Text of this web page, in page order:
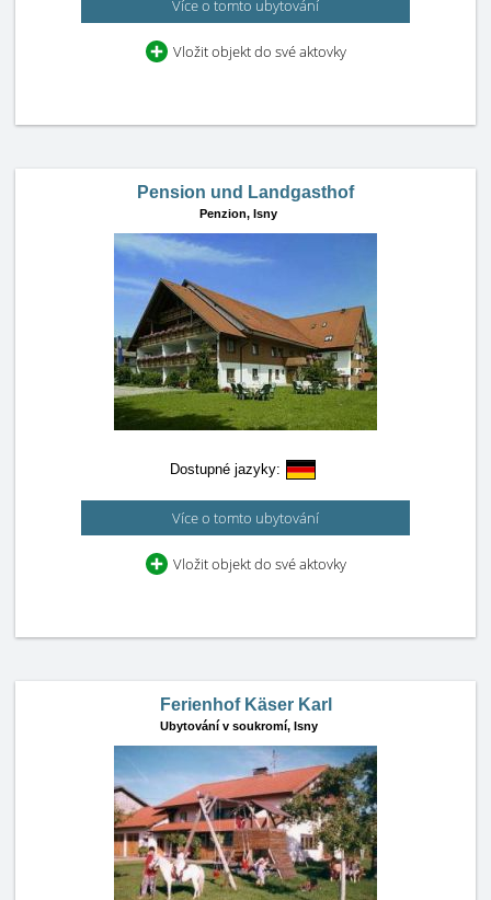
Více o tomto ubytování
Vložit objekt do své aktovky
Pension und Landgasthof
Penzion, Isny
Dostupné jazyky:
Více o tomto ubytování
Vložit objekt do své aktovky
Ferienhof Käser Karl
Ubytování v soukromí, Isny